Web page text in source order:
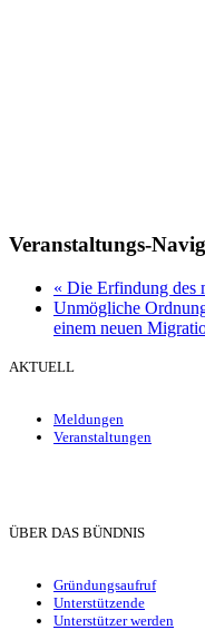
Veranstaltungs-
« Die Erfindung des
Unmögliche
einem neuen
AKTUELL
Meldungen
Veranstaltungen
ÜBER DAS BÜNDNIS
Gründungsaufruf
Unterstützende
Unterstützer werden